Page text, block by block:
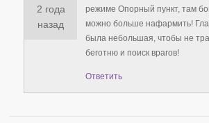
2 года
назад
режиме Опорный пункт, там
можно больше нафармить!
была небольшая, чтобы не
беготню и поиск врагов!
Ответить